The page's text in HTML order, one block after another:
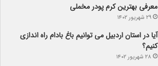
معرفی بهترین کرم پودر مخملی
۲۹ شهریور ۱۴۰۲
آیا در استان اردبیل می توانیم باغ بادام راه اندازی
کنیم؟
۲۸ شهریور ۱۴۰۲